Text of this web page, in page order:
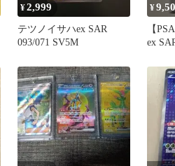
¥2,999
テツノイサハex SAR
093/071 SV5M
¥
【
ex